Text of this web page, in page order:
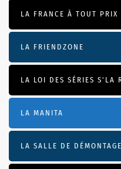
LA FRANCE À TOUT PRIX
LA FRIENDZONE
LA LOI DES SÉRIES S'LA
LA MANITA
LA SALLE DE DÉMONTAGE